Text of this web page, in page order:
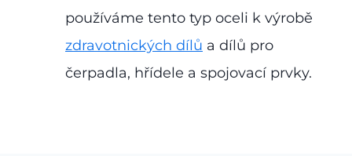
používáme tento typ oceli k výrobě
zdravotnických dílů a dílů pro
čerpadla, hřídele a spojovací prvky.